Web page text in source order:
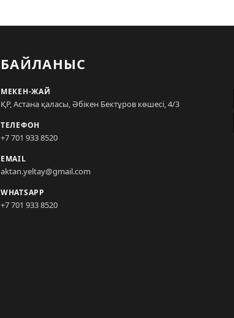
БАЙЛАНЫС
МЕКЕН-ЖАЙ
ҚР, Астана қаласы, Әбікен Бектұров көшесі, 4/3
ТЕЛЕФОН
+7 701 933 8520
EMAIL
aktan.yeltay@gmail.com
WHATSAPP
+7 701 933 8520